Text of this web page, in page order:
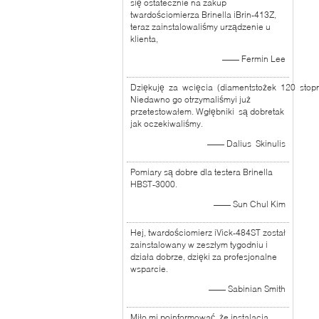
się ostatecznie na zakup
twardościomierza Brinella iBrin-413Z,
teraz zainstalowaliśmy urządzenie u
klienta,
—— Fermin Lee
Dziękuję za wcięcia (diamentstożek 120
Niedawno go otrzymaliśmyi już
przetestowałem. Wgłębniki są dobretak
jak oczekiwaliśmy.
—— Dalius Skinulis
Pomiary są dobre dla testera Brinella
HBST-3000.
—— Sun Chul Kim
Hej, twardościomierz iVick-484ST został
zainstalowany w zeszłym tygodniu i
działa dobrze, dzięki za profesjonalne
wsparcie.
—— Sabinian Smith